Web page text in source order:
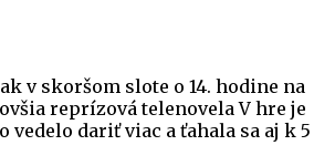
v skoršom slote o 14. hodine na
reprízová telenovela V hre je
vedelo dariť viac a ťahala sa aj k 5